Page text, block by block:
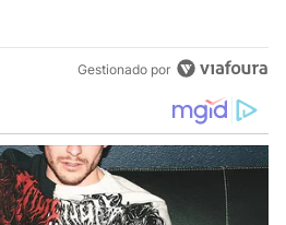
Gestionado por